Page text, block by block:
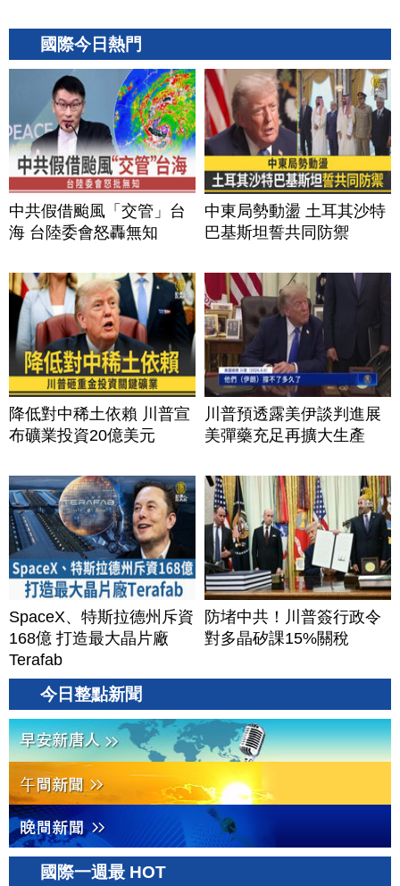
國際今日熱門
中共假借颱風「交管」台
海 台陸委會怒轟無知
中東局勢動盪 土耳其沙特
巴基斯坦誓共同防禦
降低對中稀土依賴 川普宣
布礦業投資20億美元
川普預透露美伊談判進展
美彈藥充足再擴大生產
SpaceX、特斯拉德州斥資
168億 打造最大晶片廠
Terafab
防堵中共！川普簽行政令
對多晶矽課15%關稅
今日整點新聞
國際一週最 HOT